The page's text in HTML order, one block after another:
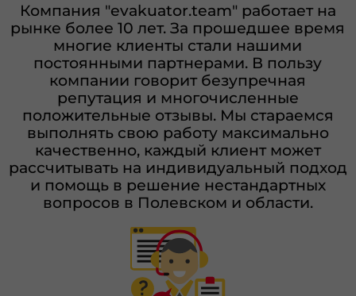
Компания "evakuator.team" работает на
рынке более 10 лет. За прошедшее время
многие клиенты стали нашими
постоянными партнерами. В пользу
компании говорит безупречная
репутация и многочисленные
положительные отзывы. Мы стараемся
выполнять свою работу максимально
качественно, каждый клиент может
рассчитывать на индивидуальный подход
и помощь в решение нестандартных
вопросов в Полевском и области.